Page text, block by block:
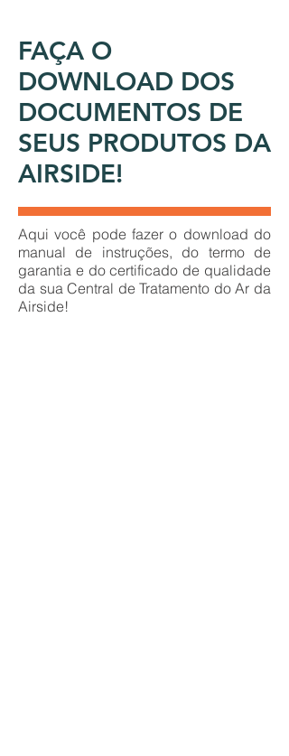
FAÇA O
DOWNLOAD DOS
DOCUMENTOS DE
SEUS PRODUTOS DA
AIRSIDE!
Aqui você pode fazer o download do
manual de instruções, do termo de
garantia e do certificado de qualidade
da sua Central de Tratamento do Ar da
Airside!